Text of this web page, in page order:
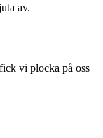
av.
vi plocka på oss